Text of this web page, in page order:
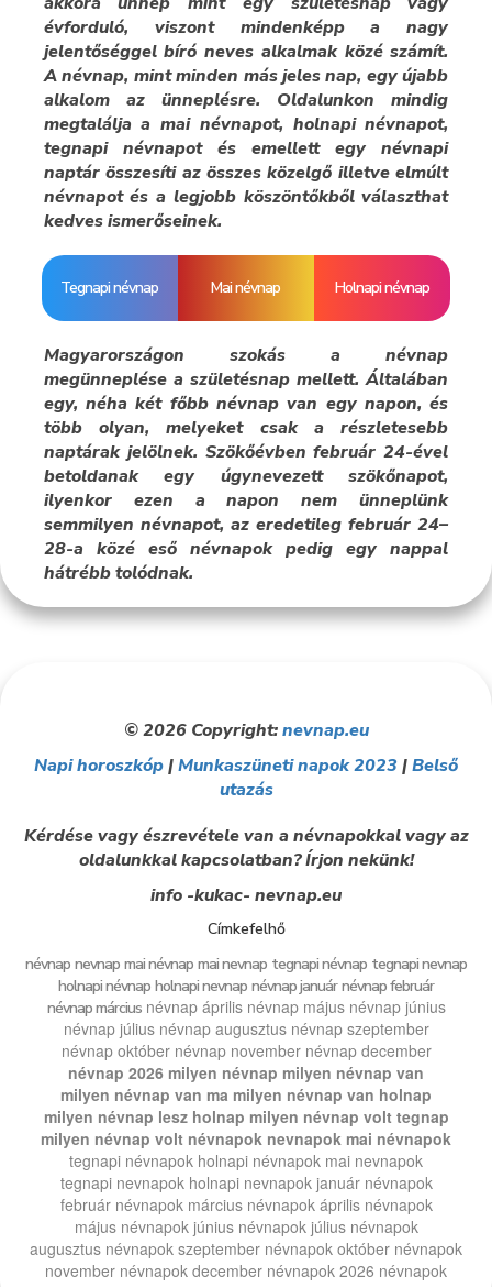
évforduló, viszont mindenképp a nagy
jelentőséggel bíró neves alkalmak közé számít.
A névnap, mint minden más jeles nap, egy újabb
alkalom az ünneplésre. Oldalunkon mindig
megtalálja a mai névnapot, holnapi névnapot,
tegnapi névnapot és emellett egy névnapi
naptár összesíti az összes közelgő illetve elmúlt
névnapot és a legjobb köszöntőkből választhat
kedves ismerőseinek.
Tegnapi névnap Mai névnap Holnapi névnap
Magyarországon szokás a névnap
megünneplése a születésnap mellett. Általában
egy, néha két főbb névnap van egy napon, és
több olyan, melyeket csak a részletesebb
naptárak jelölnek. Szökőévben február 24-ével
betoldanak egy úgynevezett szökőnapot,
ilyenkor ezen a napon nem ünneplünk
semmilyen névnapot, az eredetileg február 24–
28-a közé eső névnapok pedig egy nappal
hátrébb tolódnak.
© 2026 Copyright:nevnap.eu
Napi horoszkóp|Munkaszüneti napok 2023|Belső
utazás
Kérdése vagy észrevétele van a névnapokkal vagy az
oldalunkkal kapcsolatban? Írjon nekünk!
info -kukac- nevnap.eu
Címkefelhő
névnap nevnap mai névnap mai nevnap tegnapi névnap tegnapi nevnap
holnapi névnap holnapi nevnap névnap január névnap február
névnap március névnap április névnap május névnap június
névnap július névnap augusztus névnap szeptember
névnap október névnap november névnap december
névnap 2026 milyen névnap milyen névnap van
milyen névnap van ma milyen névnap van holnap
milyen névnap lesz holnap milyen névnap volt tegnap
milyen névnap volt névnapok nevnapok mai névnapok
tegnapi névnapok holnapi névnapok mai nevnapok
tegnapi nevnapok holnapi nevnapok január névnapok
február névnapok március névnapok április névnapok
május névnapok június névnapok július névnapok
augusztus névnapok szeptember névnapok október névnapok
november névnapok december névnapok 2026 névnapok